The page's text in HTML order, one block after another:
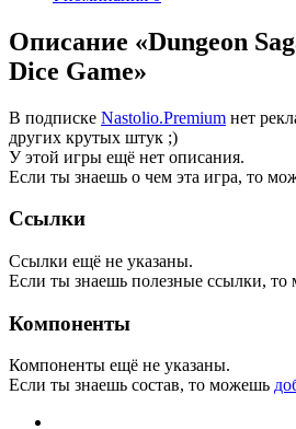
Описание «Dungeon
Dice Game»
В подписке Nastolio.Premium нет
других крутых штук ;)
У этой игры ещё нет описания.
Если ты знаешь о чем эта игра, то
Ссылки
Ссылки ещё не указаны.
Если ты знаешь полезные ссылки,
Компоненты
Компоненты ещё не указаны.
Если ты знаешь состав, то можешь